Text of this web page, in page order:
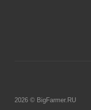
2026 © BigFarmer.RU